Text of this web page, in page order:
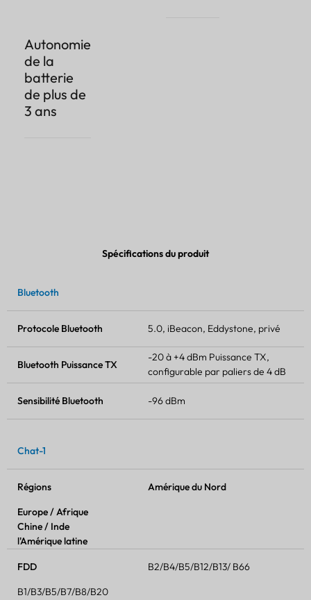
Autonomie
de la
batterie
de plus de
3 ans
Spécifications du produit
Bluetooth
Protocole Bluetooth 5.0, iBeacon, Eddystone, privé
Bluetooth Puissance TX
-20 à +4 dBm Puissance TX,
configurable par paliers de 4 dB
Sensibilité Bluetooth -96 dBm
Chat-1
Régions
Amérique du Nord
Europe / Afrique
Chine / Inde
l'Amérique latine
FDD
B2/B4/B5/B12/B13/ B66
B1/B3/B5/B7/B8/B20